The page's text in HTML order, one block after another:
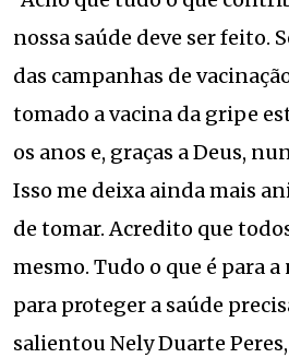
nossa saúde deve ser feito.
das campanhas de
tomado a vacina da gripe
os anos e, graças a Deus,
Isso me deixa ainda mais
de tomar. Acredito que
mesmo. Tudo o que é para a
para proteger a saúde
salientou Nely Duarte